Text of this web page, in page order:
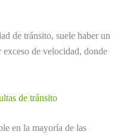
de tránsito, suele haber un
de velocidad, donde
de tránsito
en la mayoría de las